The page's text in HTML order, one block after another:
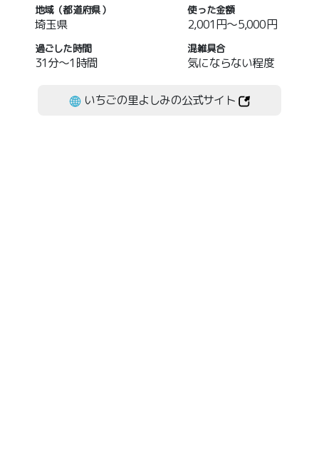
地域（都道府県）
埼玉県
使った金額
2,001円～5,000円
過ごした時間
31分～1時間
混雑具合
気にならない程度
いちごの里よしみの公式サイト